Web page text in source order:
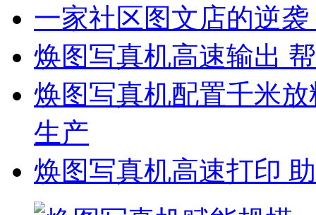
一家社区图文店的逆
焕图写真机高速输出
焕图写真机配置千米
生产
焕图写真机高速打印